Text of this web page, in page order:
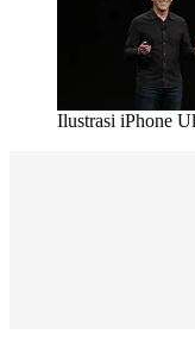
Ilustrasi iPhone